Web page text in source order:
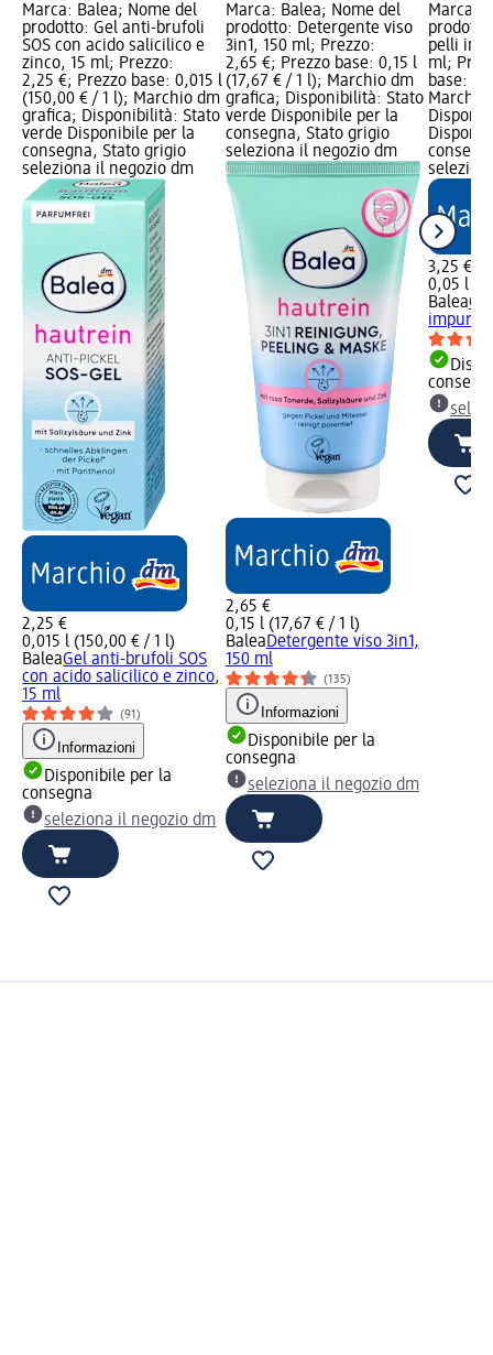
Marca: Balea; Nome del
prodotto: Gel anti-brufoli
SOS con acido salicilico e
zinco, 15 ml; Prezzo:
2,25 €; Prezzo base: 0,015 l
(150,00 € / 1 l); Marchio dm
grafica; Disponibilità: Stato
verde Disponibile per la
consegna, Stato grigio
seleziona il negozio dm
2,25 €
0,015 l (150,00 € / 1 l)
BaleaGel anti-brufoli SOS
con acido salicilico e zinco,
15 ml
(91)
Informazioni
Disponibile per la
consegna
seleziona il negozio dm
Marca: Balea; Nome del
prodotto: Detergente viso
3in1, 150 ml; Prezzo:
2,65 €; Prezzo base: 0,15 l
(17,67 € / 1 l); Marchio dm
grafica; Disponibilità: Stato
verde Disponibile per la
consegna, Stato grigio
seleziona il negozio dm
2,65 €
0,15 l (17,67 € / 1 l)
BaleaDetergente viso 3in1,
150 ml
(135)
Informazioni
Disponibile per la
consegna
seleziona il negozio dm
Marca:
pelli
ml;
base:
Marchio
3,25 €
0,05 l
Balea
impure